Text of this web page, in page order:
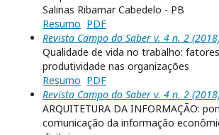
Salinas Ribamar Cabedelo - PB
Resumo PDF
Revista Campo do Saber v. 4 n. 2
Qualidade de vida no trabalho:
produtividade nas organizações
Resumo PDF
Revista Campo do Saber v. 4 n. 2
ARQUITETURA DA INFORMAÇÃO:
comunicação da informação